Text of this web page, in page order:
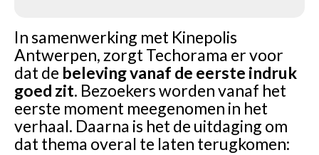
In samenwerking met Kinepolis
Antwerpen, zorgt Techorama er voor
dat de beleving vanaf de eerste indruk
goed zit. Bezoekers worden vanaf het
eerste moment meegenomen in het
verhaal. Daarna is het de uitdaging om
dat thema overal te laten terugkomen: